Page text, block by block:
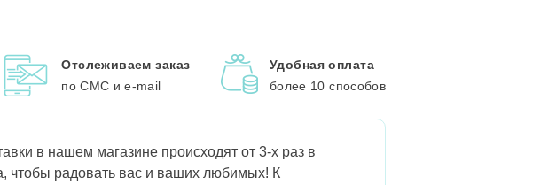
Отслеживаем заказ
по СМС и e-mail
Удобная оплата
более 10 способов
в нашем магазине происходят от 3-х раз в
чтобы радовать вас и ваших любимых! К